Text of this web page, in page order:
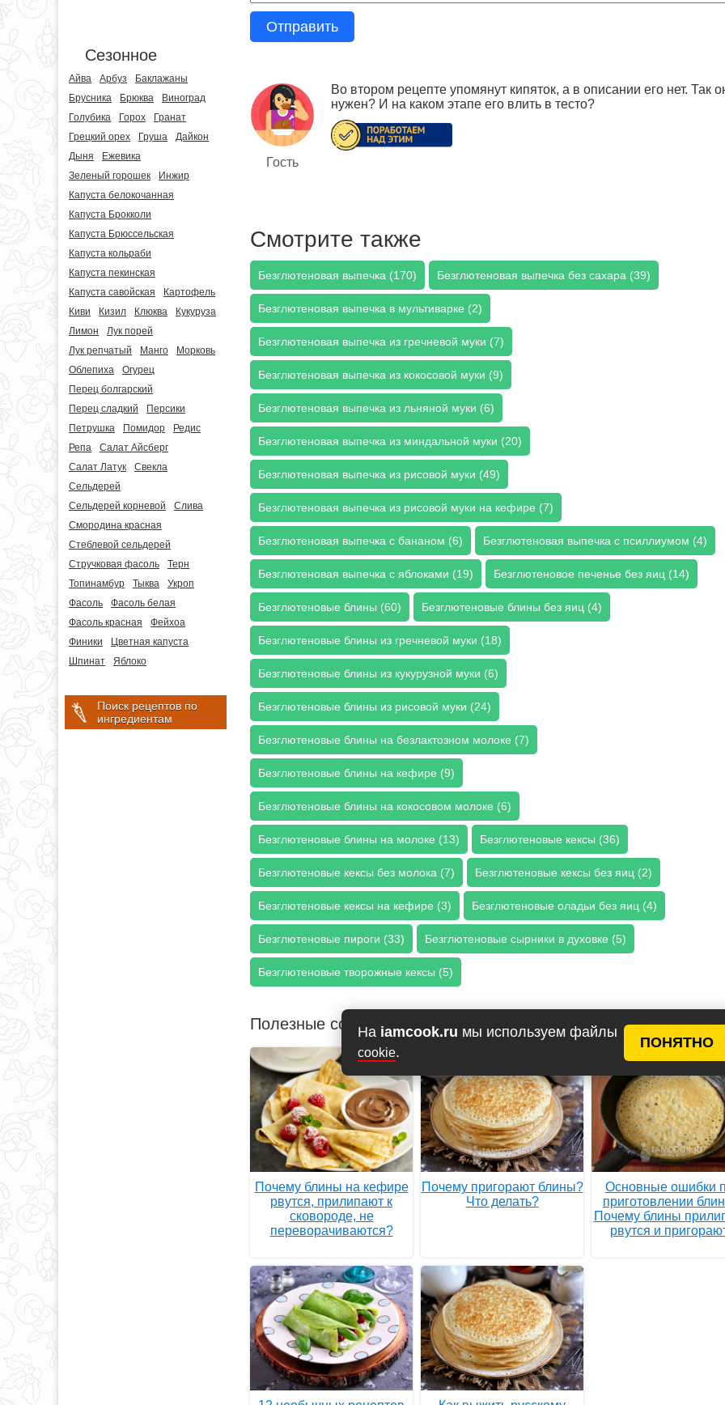
На iamcook.ru мы используем файлы
cookie.
ПОНЯТНО
Сезонное
Айва Арбуз
Баклажаны
Брусника
Брюква
Виноград
Голубика
Горох
Гранат
Грецкий орех
Груша
Дайкон
Дыня
Ежевика
Зеленый горошек
Инжир
Капуста белокочанная
Капуста Брокколи
Капуста Брюссельская
Капуста кольраби
Капуста пекинская
Капуста савойская
Картофель
Киви
Кизил Клюква
Кукуруза
Лимон
Лук порей
Лук репчатый
Манго
Морковь
Облепиха
Огурец
Перец болгарский
Перец сладкий
Персики
Петрушка
Помидор
Редис
Репа
Салат Айсберг
Салат Латук
Свекла
Сельдерей
Сельдерей корневой
Слива
Смородина красная
Стеблевой сельдерей
Стручковая фасоль
Терн
Топинамбур
Тыква
Укроп
Фасоль
Фасоль белая
Фасоль красная
Фейхоа
Финики
Цветная капуста
Шпинат
Яблоко
Поиск рецептов по
ингредиентам
Отправить
Гость
Во втором рецепте упомянут кипяток, а в описании его нет. Так
нужен? И на каком этапе его влить в тесто?
Смотрите также
Безглютеновая выпечка (170) Безглютеновая выпечка без сахара (39)
Безглютеновая выпечка в мультиварке (2)
Безглютеновая выпечка из гречневой муки (7)
Безглютеновая выпечка из кокосовой муки (9)
Безглютеновая выпечка из льняной муки (6)
Безглютеновая выпечка из миндальной муки (20)
Безглютеновая выпечка из рисовой муки (49)
Безглютеновая выпечка из рисовой муки на кефире (7)
Безглютеновая выпечка с бананом (6) Безглютеновая выпечка с псиллиумом (4)
Безглютеновая выпечка с яблоками (19) Безглютеновое печенье без яиц (14)
Безглютеновые блины (60) Безглютеновые блины без яиц (4)
Безглютеновые блины из гречневой муки (18)
Безглютеновые блины из кукурузной муки (6)
Безглютеновые блины из рисовой муки (24)
Безглютеновые блины на безлактозном молоке (7)
Безглютеновые блины на кефире (9)
Безглютеновые блины на кокосовом молоке (6)
Безглютеновые блины на молоке (13) Безглютеновые кексы (36)
Безглютеновые кексы без молока (7) Безглютеновые кексы без яиц (2)
Безглютеновые кексы на кефире (3) Безглютеновые оладьи без яиц (4)
Безглютеновые пироги (33) Безглютеновые сырники в духовке (5)
Безглютеновые творожные кексы (5)
Полезные советы
Почему блины на кефире
рвутся, прилипают к
сковороде, не
переворачиваются?
Почему пригорают блины?
Что делать?
Основные ошибки
приготовлении
Почему блины
рвутся и